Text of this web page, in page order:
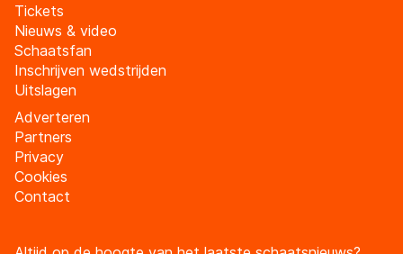
Tickets
Nieuws & video
Schaatsfan
Inschrijven wedstrijden
Uitslagen
Adverteren
Partners
Privacy
Cookies
Contact